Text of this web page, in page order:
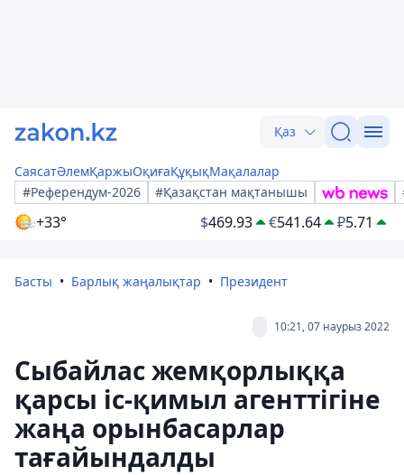
Қаз
СаясатӘлемҚаржыОқиғаҚұқықМақалалар
#Референдум-2026
#Қазақстан мақтанышы
+33° $469.93 €541.64 ₽5.71
Басты Барлық жаңалықтар Президент
10:21, 07 наурыз 2022
Сыбайлас жемқорлыққа
қарсы іс-қимыл агенттігіне
жаңа орынбасарлар
тағайындалды